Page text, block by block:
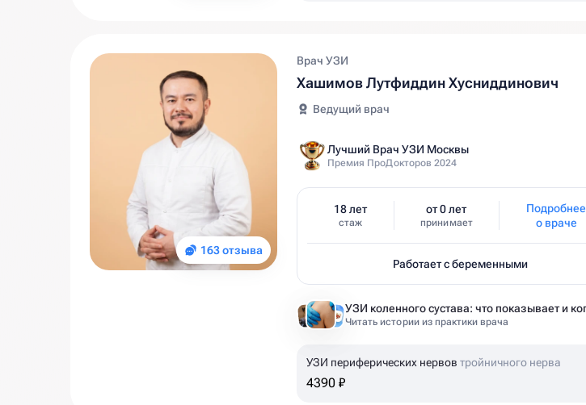
163 отзыва
Врач УЗИ
Хашимов Лутфиддин Хусниддинович
Ведущий врач
Лучший Врач УЗИ Москвы
Премия ПроДокторов 2024
18 лет
стаж
от 0 лет
принимает
Подробнее
о враче
Работает с беременными
Читать истории из практики врача
УЗИ периферических нервов тройничного нерва
4390 ₽